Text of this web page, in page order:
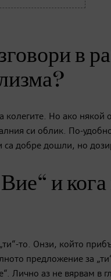
в
Но ако някой
си облик. По-
добре дошли, но
и
то. Онзи, който
предложение за
Лично аз не вярвам в